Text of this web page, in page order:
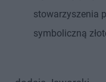
stowarzyszenia
symboliczną